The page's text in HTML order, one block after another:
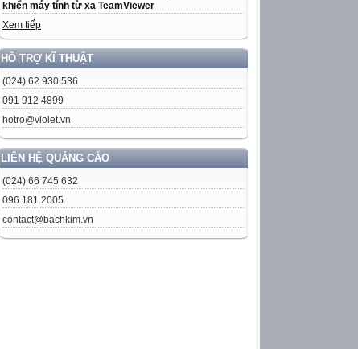
khiển máy tính từ xa TeamViewer
Xem tiếp
HỖ TRỢ KĨ THUẬT
(024) 62 930 536
091 912 4899
hotro@violet.vn
LIÊN HỆ QUẢNG CÁO
(024) 66 745 632
096 181 2005
contact@bachkim.vn